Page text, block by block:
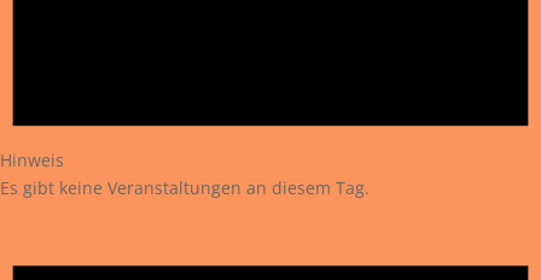
Hinweis
Es gibt keine Veranstaltungen an diesem Tag.